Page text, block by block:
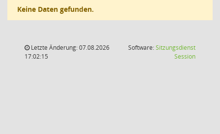
Keine Daten gefunden.
Letzte Änderung: 07.08.2026
17:02:15
Software:Sitzungsdienst
Session(Wird in